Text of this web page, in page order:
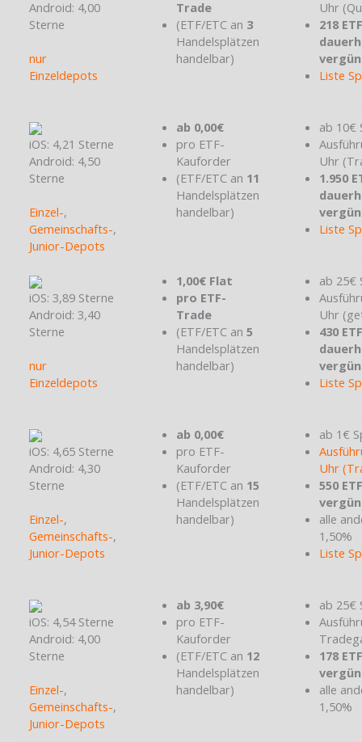
Android: 4,00
Sterne
nur
Einzeldepots
Trade
(ETF/ETC an 3
Handelsplätzen
handelbar)
Uhr
218
Liste
iOS: 4,21 Sterne
Android: 4,50
Sterne
Einzel-,
Gemeinschafts-,
Junior-Depots
ab 0,00€
pro ETF-
Kauforder
(ETF/ETC an 11
Handelsplätzen
handelbar)
ab 10€
Uhr
1.950
Liste
iOS: 3,89 Sterne
Android: 3,40
Sterne
nur
Einzeldepots
1,00€ Flat
pro ETF-
Trade
(ETF/ETC an5
Handelsplätzen
handelbar)
ab 25€
Uhr
430
Liste
iOS: 4,65 Sterne
Android: 4,30
Sterne
Einzel-,
Gemeinschafts-,
Junior-Depots
ab 0,00€
pro ETF-
Kauforder
(ETF/ETC an 15
Handelsplätzen
handelbar)
ab 1€
Uhr
550
alle
1,50%
Liste
iOS: 4,54 Sterne
Android: 4,00
Sterne
Einzel-,
Gemeinschafts-,
Junior-Depots
ab 3,90€
pro ETF-
Kauforder
(ETF/ETC an 12
Handelsplätzen
handelbar)
ab 25€
178
alle
1,50%